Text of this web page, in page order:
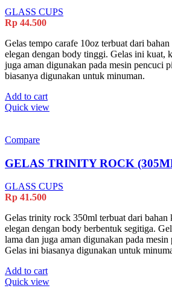
GLASS CUPS
Rp 44.500
Gelas tempo carafe 10oz terbuat dari
elegan dengan body tinggi. Gelas ini kuat,
juga aman digunakan pada mesin pencuci
biasanya digunakan untuk minuman.
Add to cart
Quick view
Compare
GELAS TRINITY ROCK
GLASS CUPS
Rp 41.500
Gelas trinity rock 350ml terbuat dari bahan
elegan dengan body berbentuk segitiga.
lama dan juga aman digunakan pada
Gelas ini biasanya digunakan untuk
Add to cart
Quick view